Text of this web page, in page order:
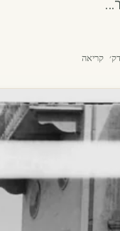
דק׳ קריאה